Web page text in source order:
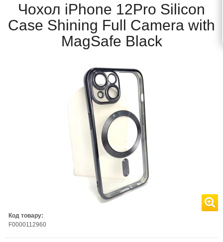
Чохол iPhone 12Pro Silicon
Case Shining Full Camera with
MagSafe Black
Код товару:
F0000112960